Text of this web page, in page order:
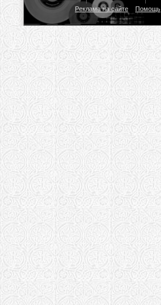
Реклама на сайте
Помощь